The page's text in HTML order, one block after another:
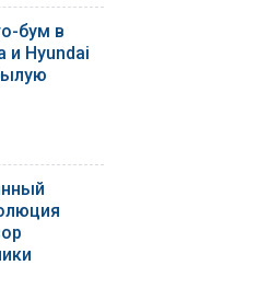
бум в
и Hyundai